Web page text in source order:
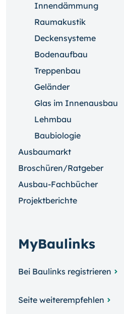
Innendämmung
Raumakustik
Deckensysteme
Bodenaufbau
Treppenbau
Geländer
Glas im Innenausbau
Lehmbau
Baubiologie
Ausbaumarkt
Broschüren/Ratgeber
Ausbau-Fachbücher
Projektberichte
MyBaulinks
Bei Baulinks registrieren
Seite weiterempfehlen